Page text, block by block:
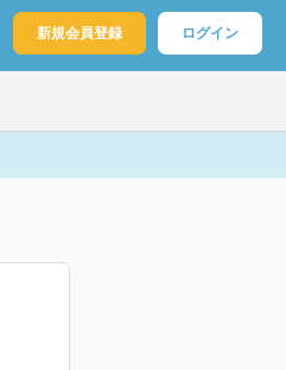
新規会員登録 ログイン